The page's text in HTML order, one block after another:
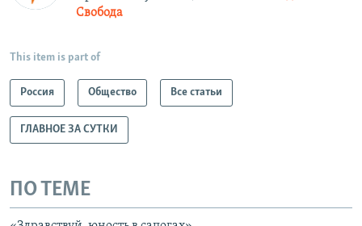
Свобода
This item is part of
Россия Общество Все статьи
ГЛАВНОЕ ЗА СУТКИ
ПО ТЕМЕ